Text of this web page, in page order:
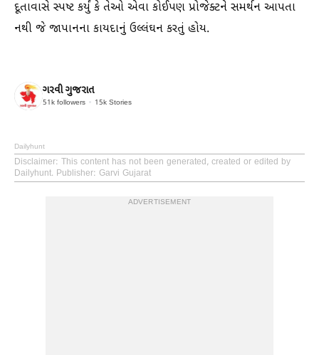
દૂતાવાસે સ્પષ્ટ કર્યું કે તેઓ એવા કોઈપણ પ્રોજેક્ટને સમર્થન આપતા
નથી જે જાપાનના કાયદાનું ઉલ્લંઘન કરતું હોય.
ગરવી ગુજરાત
51k followers 15k Stories
Dailyhunt
Disclaimer: This content has not been generated, created or edited by
Dailyhunt. Publisher: Garvi Gujarat
ADVERTISEMENT